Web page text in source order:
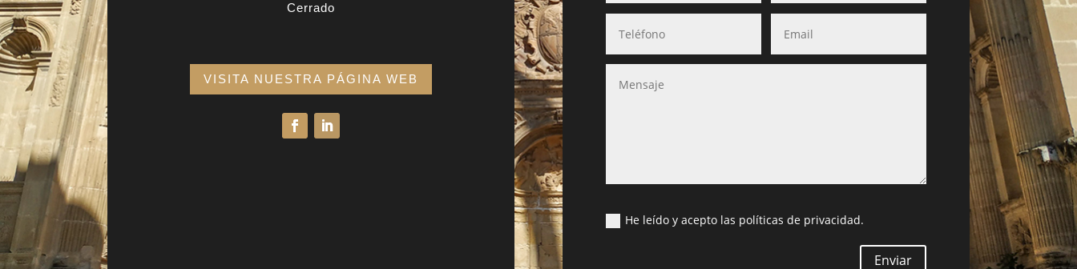
Cerrado
VISITA NUESTRA PÁGINA WEB
He leído y acepto las políticas de privacidad.
Enviar